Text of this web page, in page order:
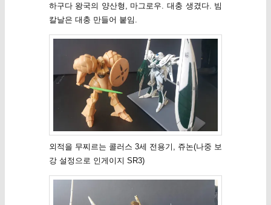
하구다 왕국의 양산형, 마그로우. 대충 생겼다. 빔
칼날은 대충 만들어 붙임.
외적을 무찌르는 콜러스 3세 전용기, 쥬논(나중 보
강 설정으로 인게이지 SR3)